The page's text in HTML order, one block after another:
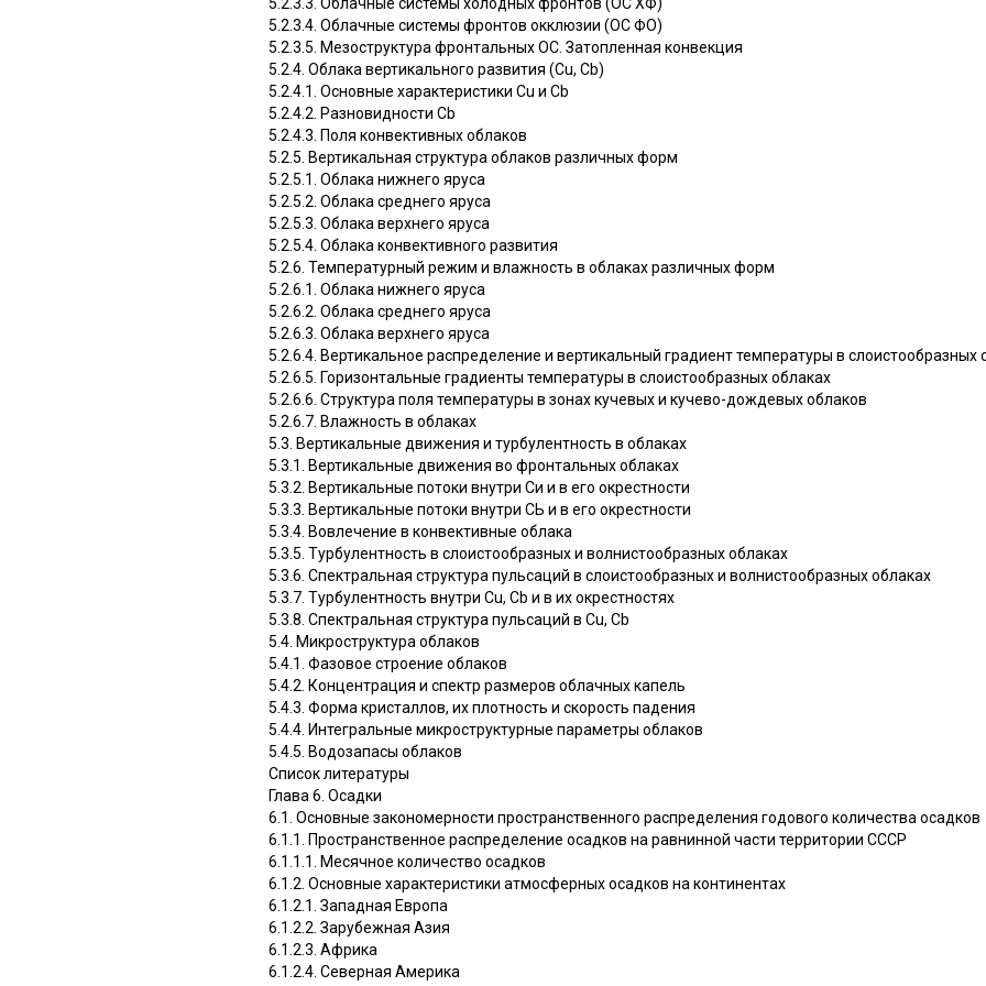
5.2.3.4. Облачные системы фронтов окклюзии (ОС ФО)
5.2.3.5. Мезоструктура фронтальных ОС. Затопленная конвекция
5.2.4. Облака вертикального развития (Cu, Cb)
5.2.4.1. Основные характеристики Cu и Cb
5.2.4.2. Разновидности Cb
5.2.4.3. Поля конвективных облаков
5.2.5. Вертикальная структура облаков различных форм
5.2.5.1. Облака нижнего яруса
5.2.5.2. Облака среднего яруса
5.2.5.3. Облака верхнего яруса
5.2.5.4. Облака конвективного развития
5.2.6. Температурный режим и влажность в облаках различных форм
5.2.6.1. Облака нижнего яруса
5.2.6.2. Облака среднего яруса
5.2.6.3. Облака верхнего яруса
5.2.6.4. Вертикальное распределение и вертикальный градиент температуры в слоистообразных
5.2.6.5. Горизонтальные градиенты температуры в слоистообразных облаках
5.2.6.6. Структура поля температуры в зонах кучевых и кучево-дождевых облаков
5.2.6.7. Влажность в облаках
5.3. Вертикальные движения и турбулентность в облаках
5.3.1. Вертикальные движения во фронтальных облаках
5.3.2. Вертикальные потоки внутри Си и в его окрестности
5.3.3. Вертикальные потоки внутри СЬ и в его окрестности
5.3.4. Вовлечение в конвективные облака
5.3.5. Турбулентность в слоистообразных и волнистообразных облаках
5.3.6. Спектральная структура пульсаций в слоистообразных и волнистообразных облаках
5.3.7. Турбулентность внутри Cu, Cb и в их окрестностях
5.3.8. Спектральная структура пульсаций в Cu, Cb
5.4. Микроструктура облаков
5.4.1. Фазовое строение облаков
5.4.2. Концентрация и спектр размеров облачных капель
5.4.3. Форма кристаллов, их плотность и скорость падения
5.4.4. Интегральные микроструктурные параметры облаков
5.4.5. Водозапасы облаков
Список литературы
Глава 6. Осадки
6.1. Основные закономерности пространственного распределения годового количества осадков
6.1.1. Пространственное распределение осадков на равнинной части территории СССР
6.1.1.1. Месячное количество осадков
6.1.2. Основные характеристики атмосферных осадков на континентах
6.1.2.1. Западная Европа
6.1.2.2. Зарубежная Азия
6.1.2.3. Африка
6.1.2.4. Северная Америка